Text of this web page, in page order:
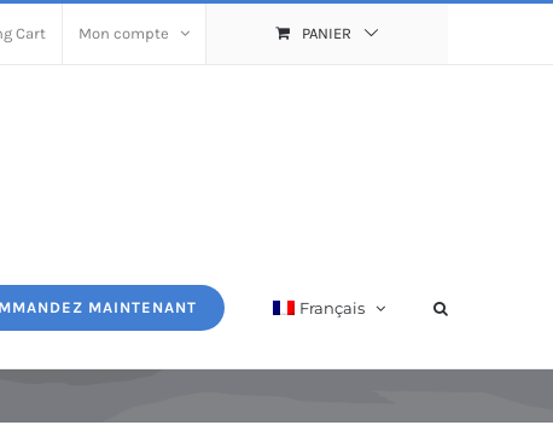
Cart Mon compte PANIER
MAINTENANT Français